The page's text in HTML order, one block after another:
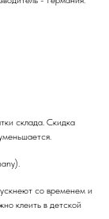
склада. Скидка
со временем и
клеить в детской